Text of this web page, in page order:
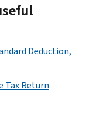
Deduction,
Tax Return